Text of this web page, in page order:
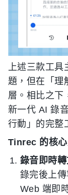
上述三款工具
題，但在「理
層。相比之下
新一代 AI 錄
行動」的完整
Tinrec 的核心
錄音即時
錄完後上
Web 端即